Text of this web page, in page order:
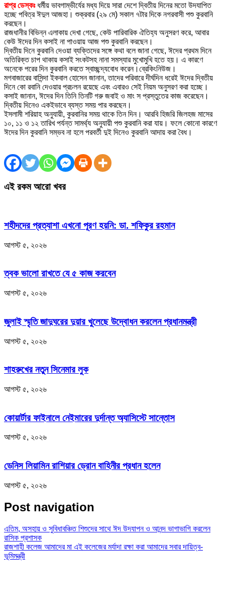
রাপ্র ডেস্কঃধর্মীয় ভাবগাম্ভীর্যের মধ্য দিয়ে সারা দেশে দ্বিতীয় দিনের মতো উদযাপিত
হচ্ছে পবিত্র ঈদুল আজহা। শুক্রবার (২৯ মে) সকাল ৭টার দিকে নগরবাসী পশু কুরবানি
করছেন।
রাজধানীর বিভিন্ন এলাকায় দেখা গেছে, কেউ পারিবারিক ঐতিহ্য অনুসরণ করে, আবার
কেউ ঈদের দিন কসাই না পাওয়ায় আজ পশু কুরবানি করছেন।
দ্বিতীয় দিনে কুরবানি দেওয়া ব্যক্তিদের সঙ্গে কথা বলে জানা গেছে, ঈদের প্রথম দিনে
অতিরিক্ত চাপ থাকায় কসাই সংকটসহ নানা সমস্যার মুখোমুখি হতে হয়। এ কারণে
অনেকে পরের দিন কুরবানি করতে স্বাচ্ছন্দ্যবোধ করেন।ব্রেকিংনিউজ।
মগবাজারের বাসিন্দা ইকবাল হোসেন জানান, তাদের পরিবারে দীর্ঘদিন ধরেই ঈদের দ্বিতীয়
দিনে কো রবানি দেওয়ার প্রচলন রয়েছে এবং এবারও সেই নিয়ম অনুসরণ করা হচ্ছে।
কসাই জানান, ঈদের দিন তিনি তিনটি গরু জবাই ও মাং স প্রস্তুতের কাজ করেছেন।
দ্বিতীয় দিনেও একইভাবে ব্যস্ত সময় পার করছেন।
ইসলামী শরিয়াহ অনুযায়ী, কুরবানির সময় থাকে তিন দিন। আরবি হিজরি জিলহজ মাসের
১০, ১১ ও ১২ তারিখ পর্যন্ত সামর্থ্য অনুযায়ী পশু কুরবানি করা যায়। ফলে কোনো কারণে
ঈদের দিন কুরবানি সম্ভব না হলে পরবর্তী দুই দিনেও কুরবানি আদায় করা বৈধ।
এই রকম আরো খবর
শহীদদের প্রত্যাশা এখনো পূরণ হয়নি: ডা. শফিকুর রহমান
আগস্ট ৫, ২০২৬
ত্বক ভালো রাখতে যে ৫ কাজ করবেন
আগস্ট ৫, ২০২৬
জুলাই স্মৃতি জাদুঘরের দুয়ার খুলেছে উদ্বোধন করলেন প্রধানমন্ত্রী
আগস্ট ৫, ২০২৬
শাহরুখের নতুন সিনেমার লুক
আগস্ট ৫, ২০২৬
কোয়ার্টার ফাইনালে নেইমারের দুর্দান্ত অ্যাসিস্টে সান্তোস
আগস্ট ৫, ২০২৬
ডেনিস লিয়ামিন রাশিয়ার ড্রোন বাহিনীর প্রধান হলেন
আগস্ট ৫, ২০২৬
Post navigation
এতিম, অসহায় ও সুবিধাবঞ্চিত শিশুদের সাথে ঈদ উদযাপন ও আনন্দ ভাগাভাগি করলেন
রাসিক প্রশাসক
রাজশাহী কলেজ আমাদের মা এই কলেজের মর্যাদা রক্ষা করা আমাদের সবার দায়িত্ব-
ভূমিমন্ত্রী